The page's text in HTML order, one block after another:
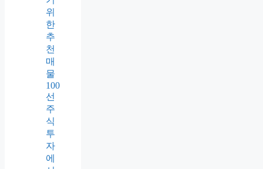
위
한
추
천
매
물
100
선
주
식
투
자
에